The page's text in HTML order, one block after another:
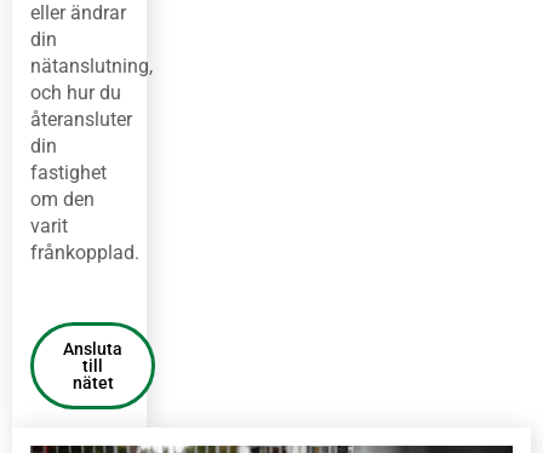
eller ändrar
din
nätanslutning,
och hur du
återansluter
din
fastighet
om den
varit
frånkopplad.
Ansluta
till
nätet